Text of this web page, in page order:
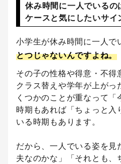
休み時間に一人でいる
ケースと気にしたいサイ
小学生が休み時間に一人で
とつじゃないんですよね。
その子の性格や得意・不得
クラス替えや学年が上がっ
くつかのことが重なって「
時期もあれば「ちょっと入
いる時期もあります。
だから、一人でいる姿を見
夫なのかな」「それとも、